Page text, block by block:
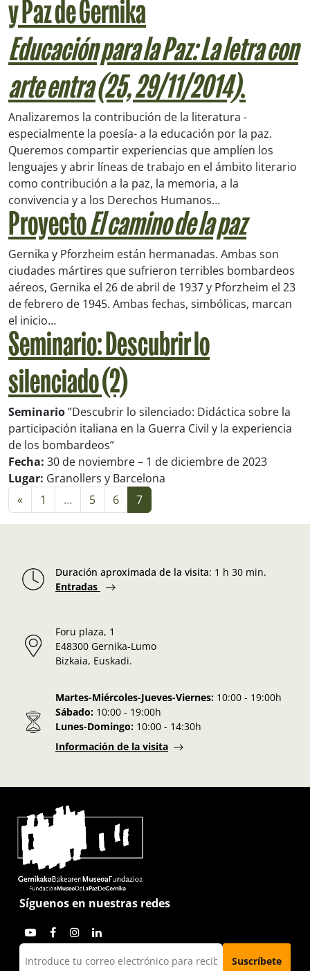
y Paz de Gernika
Educación para la Paz: La letra con
arte entra (25, 29/11/2014).
Analizaremos la contribución de la literatura -
especialmente la poesía- a la educación por la paz.
Queremos compartir experiencias que amplíen los
lenguajes y abrir líneas de trabajo en el ámbito literario
como contribución a la paz, la memoria, a la
convivencia y a los Derechos Humanos…
ProyectoEl camino de la paz
Gernika y Pforzheim están hermanadas. Ambas son
ciudades mártires que sufrieron terribles bombardeos
aéreos, Gernika el 26 de abril de 1937 y Pforzheim el 23
de febrero de 1945. Ambas fechas, simbólicas, marcan
el inicio…
Seminario: Descubrir lo
silenciado (2)
Seminario”Descubrir lo silenciado: Didáctica sobre la
participación italiana en la Guerra Civil y la experiencia
de los bombardeos”
Fecha: 30 de noviembre – 1 de diciembre de 2023
Lugar: Granollers y Barcelona
Navegación de entradas
« 1 … 5 6 7
Duración aproximada de la visita: 1 h 30 min.
Entradas
Foru plaza, 1
E48300 Gernika-Lumo
Bizkaia, Euskadi.
Martes-Miércoles-Jueves-Viernes: 10:00 - 19:00h
Sábado: 10:00 - 19:00h
Lunes-Domingo: 10:00 - 14:30h
Información de la visita
Síguenos en nuestras redes